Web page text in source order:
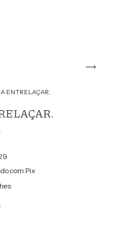
ENTRELAÇAR.
com Pix